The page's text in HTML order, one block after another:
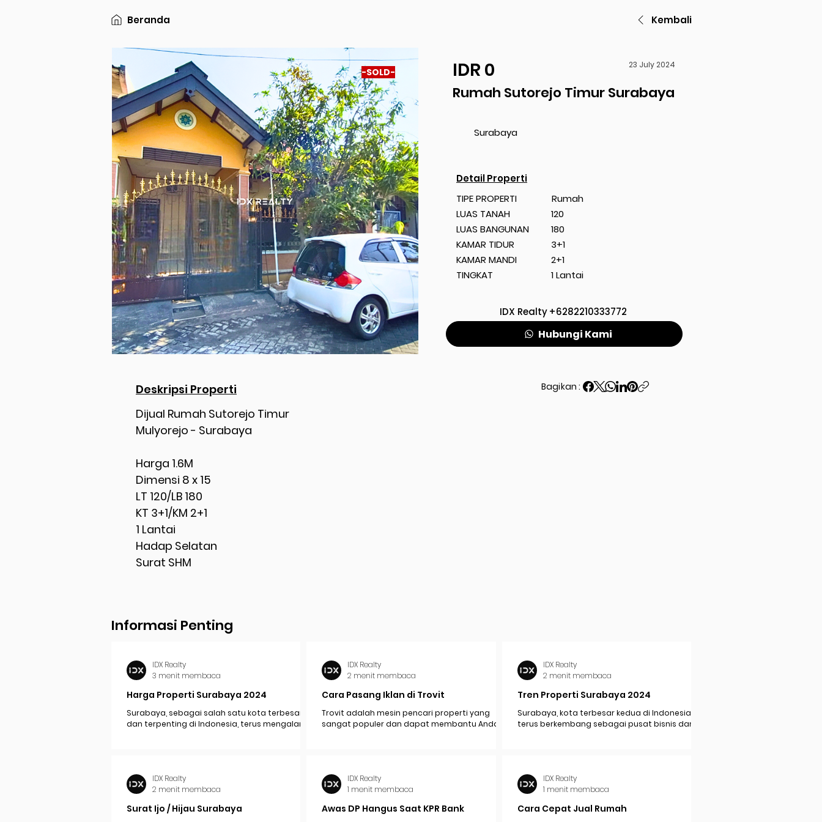
Beranda Kembali
Dijual
-SOLD- IDR 0 23 July 2024
Rumah Sutorejo Timur Surabaya
Surabaya
Detail Properti
TIPE PROPERTI
LUAS TANAH
LUAS BANGUNAN
KAMAR TIDUR
KAMAR MANDI
TINGKAT
Rumah
120
180
3+1
2+1
1 Lantai
IDX Realty+6282210333772
Hubungi Kami
Deskripsi Properti Bagikan :
Dijual Rumah Sutorejo Timur
Mulyorejo - Surabaya
Harga 1.6M
Dimensi 8 x 15
LT 120/LB 180
KT 3+1/KM 2+1
1 Lantai
Hadap Selatan
Surat SHM
Informasi Penting
Harga Properti Surabaya 2024
Surabaya, sebagai salah satu kota terbesar
dan terpenting di Indonesia, terus mengalami
IDX Realty
3 menit membaca
Cara Pasang Iklan di Trovit
Trovit adalah mesin pencari properti yang
sangat populer dan dapat membantu Anda
IDX Realty
2 menit membaca
Tren Properti Surabaya 2024
Surabaya, kota terbesar kedua di Indonesia,
terus berkembang sebagai pusat bisnis dan
IDX Realty
2 menit membaca
Surat Ijo / Hijau Surabaya
IDX Realty
2 menit membaca
Awas DP Hangus Saat KPR Bank
IDX Realty
1 menit membaca
Cara Cepat Jual Rumah
IDX Realty
1 menit membaca